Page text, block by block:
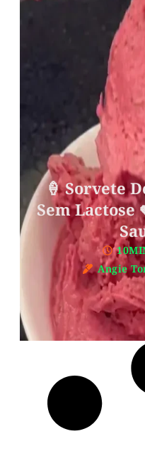
🍦 Sorvete
Sem Lactose
Angie